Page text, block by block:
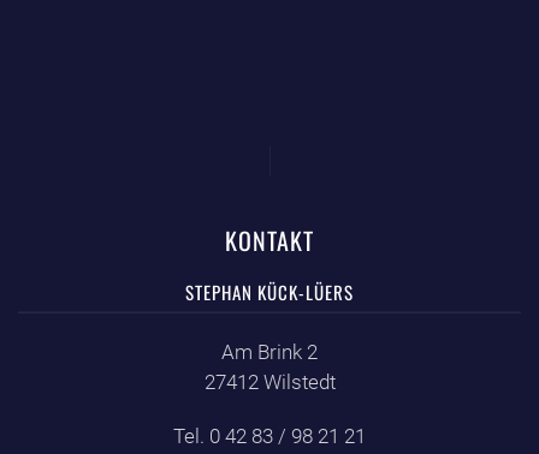
KONTAKT
STEPHAN KÜCK-LÜERS
Am Brink 2
27412 Wilstedt
Tel. 0 42 83 / 98 21 21